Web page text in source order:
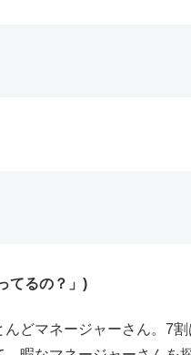
てるの？」)
どマネージャーさん。7